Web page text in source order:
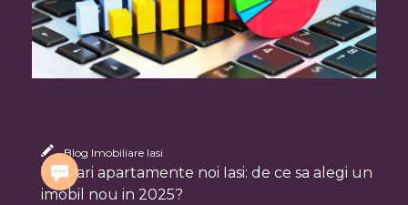
Blog Imobiliare Iasi
Vanzari apartamente noi Iasi: de ce sa alegi un
imobil nou in 2025?